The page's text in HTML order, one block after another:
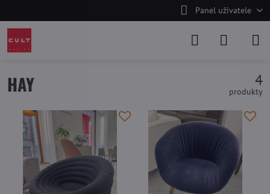
Panel uživatele
HAY 4
produkty